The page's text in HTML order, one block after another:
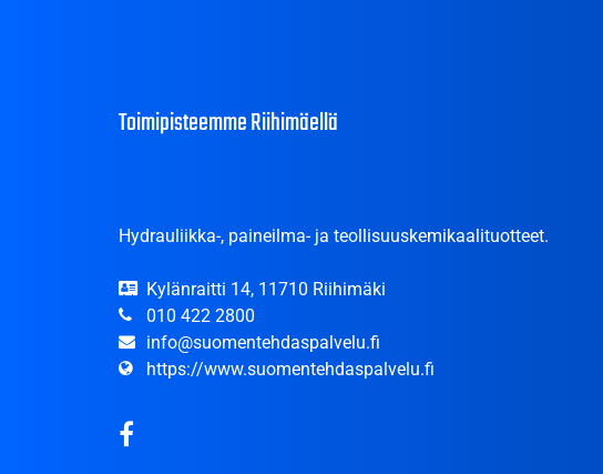
Toimipisteemme Riihimäellä
Hydrauliikka-, paineilma- ja teollisuuskemikaalituotteet.
Kylänraitti 14, 11710 Riihimäki
010 422 2800
info@suomentehdaspalvelu.fi
https://www.suomentehdaspalvelu.fi